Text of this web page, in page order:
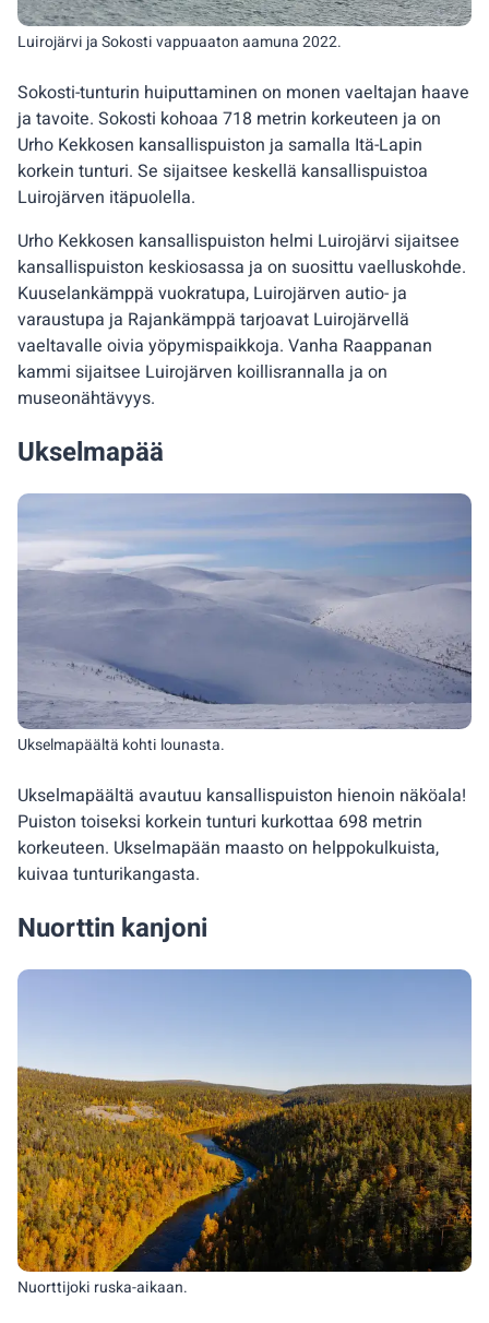
Sokosti-tunturin huiputtaminen on monen vaeltajan haave
ja tavoite. Sokosti kohoaa 718 metrin korkeuteen ja on
Urho Kekkosen kansallispuiston ja samalla Itä-Lapin
korkein tunturi. Se sijaitsee keskellä kansallispuistoa
Luirojärven itäpuolella.
Urho Kekkosen kansallispuiston helmi Luirojärvi sijaitsee
kansallispuiston keskiosassa ja on suosittu vaelluskohde.
Kuuselankämppä vuokratupa, Luirojärven autio- ja
varaustupa ja Rajankämppä tarjoavat Luirojärvellä
vaeltavalle oivia yöpymispaikkoja. Vanha Raappanan
kammi sijaitsee Luirojärven koillisrannalla ja on
museonähtävyys.
Luirojärvi ja Sokosti vappuaaton aamuna 2022.
Ukselmapää
Ukselmapäältä avautuu kansallispuiston hienoin näköala!
Puiston toiseksi korkein tunturi kurkottaa 698 metrin
korkeuteen. Ukselmapään maasto on helppokulkuista,
kuivaa tunturikangasta.
Ukselmapäältä kohti lounasta.
Nuorttin kanjoni
Nuorttijoki ruska-aikaan.